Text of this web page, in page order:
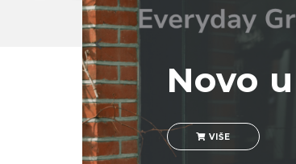
Novo
VIŠE